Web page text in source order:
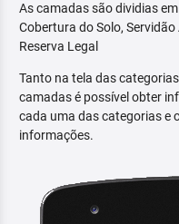
As camadas são dividias
Cobertura do Solo,
Reserva Legal
Tanto na tela das
camadas é possível obter
cada uma das categorias e
informações.